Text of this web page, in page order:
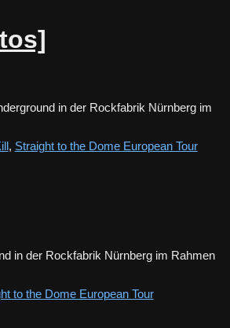
in der Rockfabrik Nürnberg im
, Straight to the Dome European Tour
in der Rockfabrik Nürnberg im Rahmen
to the Dome European Tour